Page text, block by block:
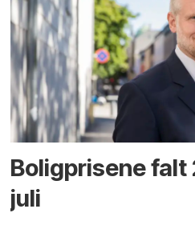
Boligprisene falt
juli